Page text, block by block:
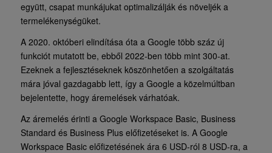
együtt, csapat munkájukat optimalizálják és növeljék a
termelékenységüket.
A 2020. októberi elindítása óta a Google több száz új
funkciót mutatott be, ebből 2022-ben több mint 300-at.
Ezeknek a fejlesztéseknek köszönhetően a szolgáltatás
mára jóval gazdagabb lett, így a Google a közelmúltban
bejelentette, hogy áremelések várhatóak.
Az áremelés érinti a Google Workspace Basic, Business
Standard és Business Plus előfizetéseket is. A Google
Workspace Basic előfizetésének ára 6 USD-ról 8 USD-ra, a